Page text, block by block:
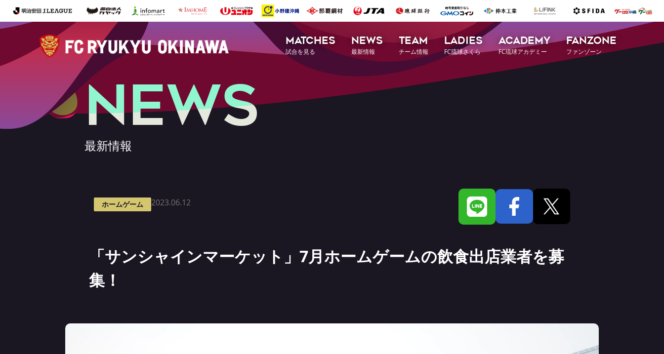
MATCHES
試合を見る
NEWS
最新情報
TEAM
チーム情報
LADIES
FC琉球さくら
ACADEMY
FC琉球アカデミー
FANZONE
ファンゾーン
NEWS
最新情報
ホームゲーム 2023.06.12
「サンシャインマーケット」7月ホームゲームの飲食出店業者を募
集！